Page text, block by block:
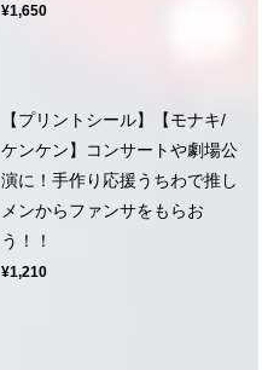
¥1,650
【プリントシール】【モナキ/
ケンケン】コンサートや劇場公
演に！手作り応援うちわで推し
メンからファンサをもらお
う！！
¥1,210